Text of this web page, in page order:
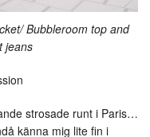
Bubbleroom top and
jeans
strosade runt i Paris…
känna mig lite fin i